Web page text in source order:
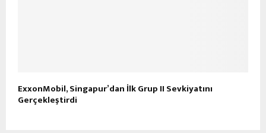
ExxonMobil, Singapur’dan İlk Grup II Sevkiyatını
Gerçekleştirdi